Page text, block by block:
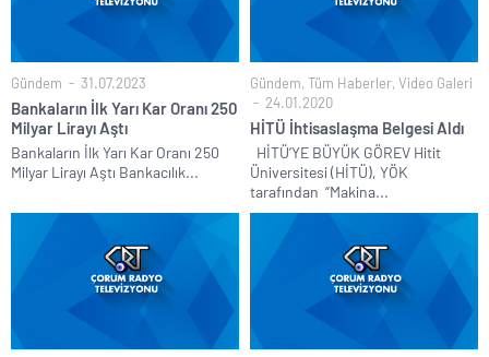
Gündem 31.07.2023
Bankaların İlk Yarı Kar Oranı 250
Milyar Lirayı Aştı
Bankaların İlk Yarı Kar Oranı 250
Milyar Lirayı Aştı Bankacılık...
Gündem, Tüm Haberler, Video Galeri
24.01.2020
HİTÜ İhtisaslaşma Belgesi Aldı
HİTÜ’YE BÜYÜK GÖREV Hitit
Üniversitesi (HİTÜ), YÖK
tarafından “Makina...